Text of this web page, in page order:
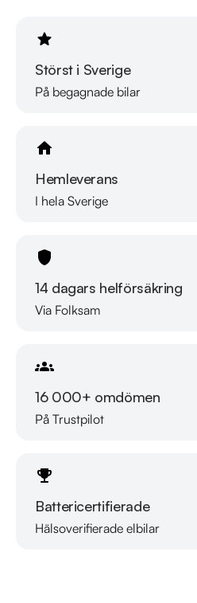
Störst i Sverige
På begagnade bilar
Hemleverans
I hela Sverige
14 dagars helförsäkring
Via Folksam
16 000+ omdömen
På Trustpilot
Battericertifierade
Hälsoverifierade elbilar
Läs mer om oss
Telefontider:
Måndag - Söndag: 08:00 - 24:00
Måndag - Fredag: 09:00 - 19:00
Lördag:  10:00 - 18:00